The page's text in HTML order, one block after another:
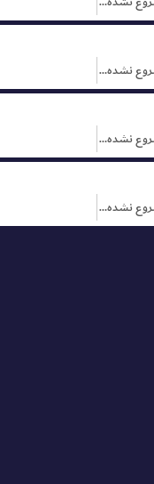
بازی شروع نشده است
بازی شروع نشده است
بازی شروع نشده است